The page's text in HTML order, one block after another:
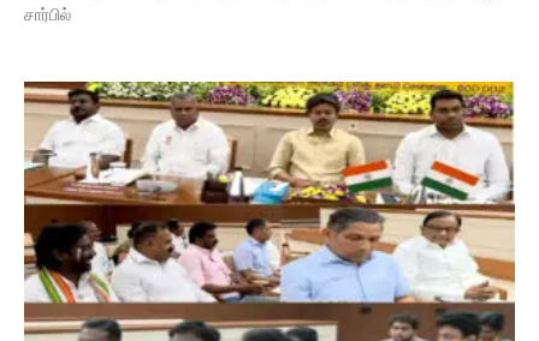
சார்பில்